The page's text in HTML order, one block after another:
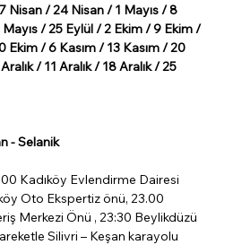
Nisan / 24 Nisan / 1 Mayıs / 8
Mayıs / 25 Eylül / 2 Ekim / 9 Ekim /
Ekim / 6 Kasım / 13 Kasım / 20
/ 11 Aralık / 18 Aralık / 25
- Selanik
Kadıköy Evlendirme Dairesi
Oto Ekspertiz önü, 23.00
Merkezi Önü , 23:30 Beylikdüzü
Silivri – Keşan karayolu